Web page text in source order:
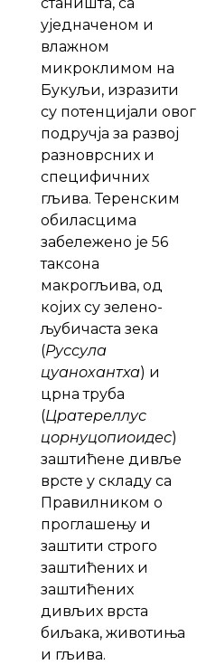
станишта, са
уједначеном и
влажном
микроклимом на
Букуљи, изразити
су потенцијали овог
подручја за развој
разноврсних и
специфичних
гљива. Теренским
обиласцима
забележено је 56
таксона
макрогљива, од
којих су зелено-
љубичаста зека
(Руссула
цyаноxантха) и
црна труба
(Цратереллус
цорнуцопиоидес)
заштићене дивље
врсте у складу са
Правилником о
проглашењу и
заштити строго
заштићених и
заштићених
дивљих врста
биљака, животиња
и гљива.